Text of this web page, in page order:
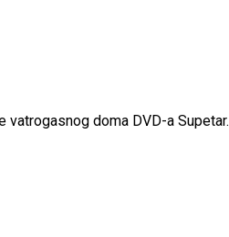
doma DVD-a Supetar.